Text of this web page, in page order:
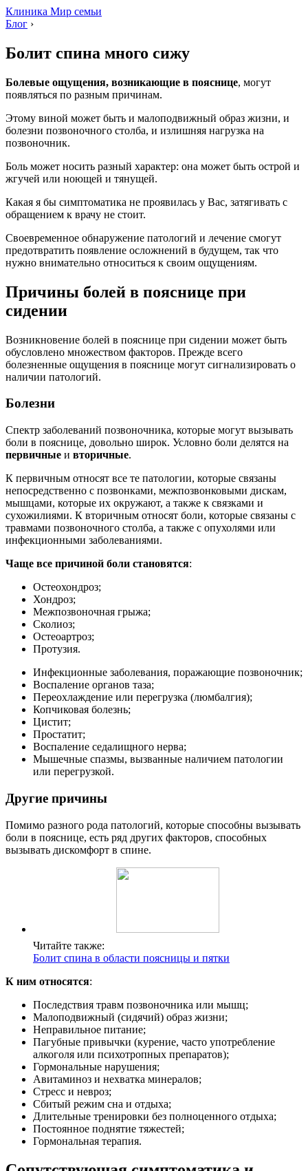
Клиника Мир семьи
Блог ›
Болит спина много сижу
Болевые ощущения, возникающие в пояснице, могут
появляться по разным причинам.
Этому виной может быть и малоподвижный образ жизни, и
болезни позвоночного столба, и излишняя нагрузка на
позвоночник.
Боль может носить разный характер: она может быть острой и
жгучей или ноющей и тянущей.
Какая я бы симптоматика не проявилась у Вас, затягивать с
обращением к врачу не стоит.
Своевременное обнаружение патологий и лечение смогут
предотвратить появление осложнений в будущем, так что
нужно внимательно относиться к своим ощущениям.
Причины болей в пояснице при
сидении
Возникновение болей в пояснице при сидении может быть
обусловлено множеством факторов. Прежде всего
болезненные ощущения в пояснице могут сигнализировать о
наличии патологий.
Болезни
Спектр заболеваний позвоночника, которые могут вызывать
боли в пояснице, довольно широк. Условно боли делятся на
первичные и вторичные.
К первичным относят все те патологии, которые связаны
непосредственно с позвонками, межпозвонковыми дискам,
мышцами, которые их окружают, а также к связками и
сухожилиями. К вторичным относят боли, которые связаны с
травмами позвоночного столба, а также с опухолями или
инфекционными заболеваниями.
Чаще все причиной боли становятся:
Остеохондроз;
Хондроз;
Межпозвоночная грыжа;
Сколиоз;
Остеоартроз;
Протузия.
Инфекционные заболевания, поражающие позвоночник;
Воспаление органов таза;
Переохлаждение или перегрузка (люмбалгия);
Копчиковая болезнь;
Цистит;
Простатит;
Воспаление седалищного нерва;
Мышечные спазмы, вызванные наличием патологии
или перегрузкой.
Другие причины
Помимо разного рода патологий, которые способны вызывать
боли в пояснице, есть ряд других факторов, способных
вызывать дискомфорт в спине.
Читайте также:
Болит спина в области поясницы и пятки
К ним относятся:
Последствия травм позвоночника или мышц;
Малоподвижный (сидячий) образ жизни;
Неправильное питание;
Пагубные привычки (курение, часто употребление
алкоголя или психотропных препаратов);
Гормональные нарушения;
Авитаминоз и нехватка минералов;
Стресс и невроз;
Сбитый режим сна и отдыха;
Длительные тренировки без полноценного отдыха;
Постоянное поднятие тяжестей;
Гормональная терапия.